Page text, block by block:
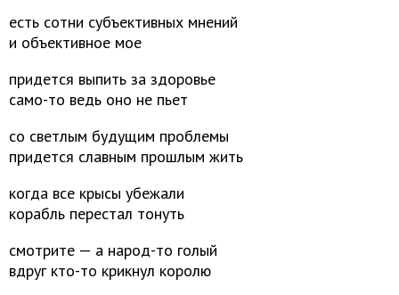
есть сотни субъективных мнений
и объективное мое
придется выпить за здоровье
само-то ведь оно не пьет
со светлым будущим проблемы
придется славным прошлым жить
когда все крысы убежали
корабль перестал тонуть
смотрите — а народ-то голый
вдруг кто-то крикнул королю